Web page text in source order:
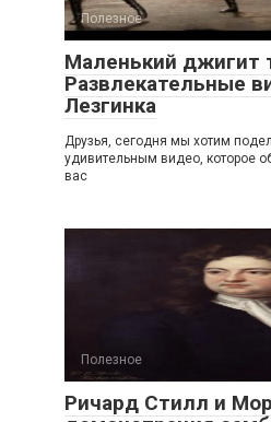
Полезное
Маленький джигит
Развлекательные
Лезгинка
Друзья, сегодня мы хотим
удивительным видео, которое
вас
Полезное
Ричард Стилл и